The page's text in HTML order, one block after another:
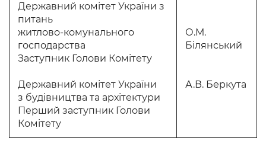
Державний комітет України з
питань
житлово-комунального
господарства
Заступник Голови Комітету
Державний комітет України
з будівництва та архітектури
Перший заступник Голови
Комітету
О.М.
Білянський
А.В. Беркута